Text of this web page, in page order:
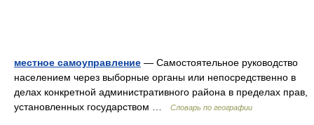
местное самоуправление — Самостоятельное руководство
населением через выборные органы или непосредственно в
делах конкретной административного района в пределах прав,
установленных государством …
Словарь по географии